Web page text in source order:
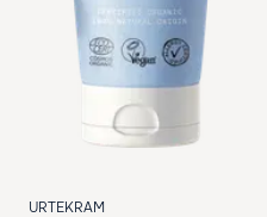
URTEKRAM